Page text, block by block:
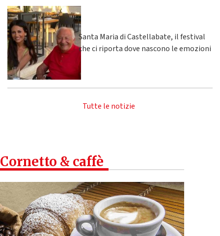
Santa Maria di Castellabate, il festival
che ci riporta dove nascono le emozioni
Tutte le notizie
Cornetto & caffè